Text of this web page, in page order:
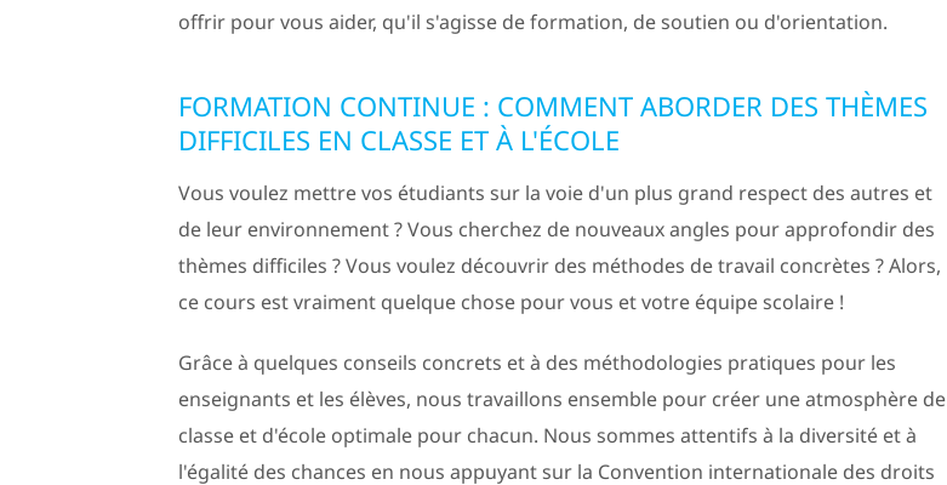
offrir pour vous aider, qu'il s'agisse de formation, de soutien ou d'orientation.
FORMATION CONTINUE : COMMENT ABORDER DES THÈMES
DIFFICILES EN CLASSE ET À L'ÉCOLE
Vous voulez mettre vos étudiants sur la voie d'un plus grand respect des autres et
de leur environnement ? Vous cherchez de nouveaux angles pour approfondir des
thèmes difficiles ? Vous voulez découvrir des méthodes de travail concrètes ? Alors,
ce cours est vraiment quelque chose pour vous et votre équipe scolaire !
Grâce à quelques conseils concrets et à des méthodologies pratiques pour les
enseignants et les élèves, nous travaillons ensemble pour créer une atmosphère de
classe et d'école optimale pour chacun. Nous sommes attentifs à la diversité et à
l'égalité des chances en nous appuyant sur la Convention internationale des droits